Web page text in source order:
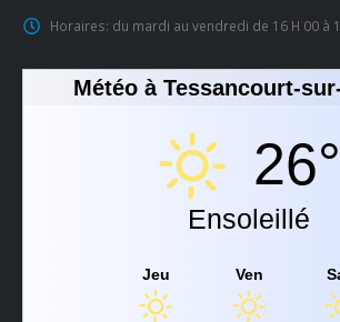
Horaires: du mardi au vendredi de 16 H 00 à
Météo à Tessancourt-
26°
Ensoleillé
Jeu Ven